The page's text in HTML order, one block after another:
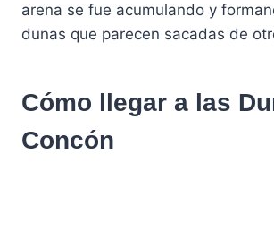
arena se fue acumulando y
dunas que parecen sacadas de
Cómo llegar a las
Concón